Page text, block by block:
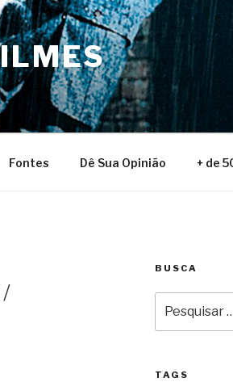
Fontes Dê Sua Opinião + de
/
BUSCA
por:
TAGS